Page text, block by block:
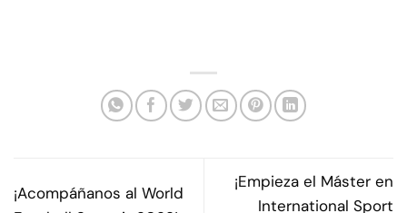
¡Acompáñanos al World
¡Empieza el Máster en
International Sport